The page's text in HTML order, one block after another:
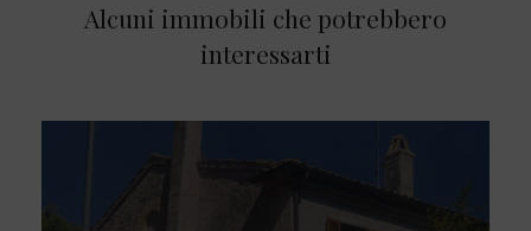
Alcuni immobili che potrebbero
interessarti